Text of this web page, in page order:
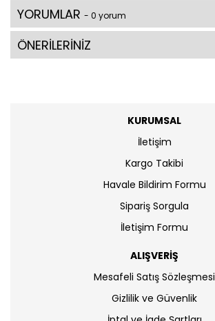
YORUMLAR - 0 yorum
ÖNERİLERİNİZ
KURUMSAL
İletişim
Kargo Takibi
Havale Bildirim Formu
Sipariş Sorgula
İletişim Formu
ALIŞVERİŞ
Mesafeli Satış Sözleşmesi
Gizlilik ve Güvenlik